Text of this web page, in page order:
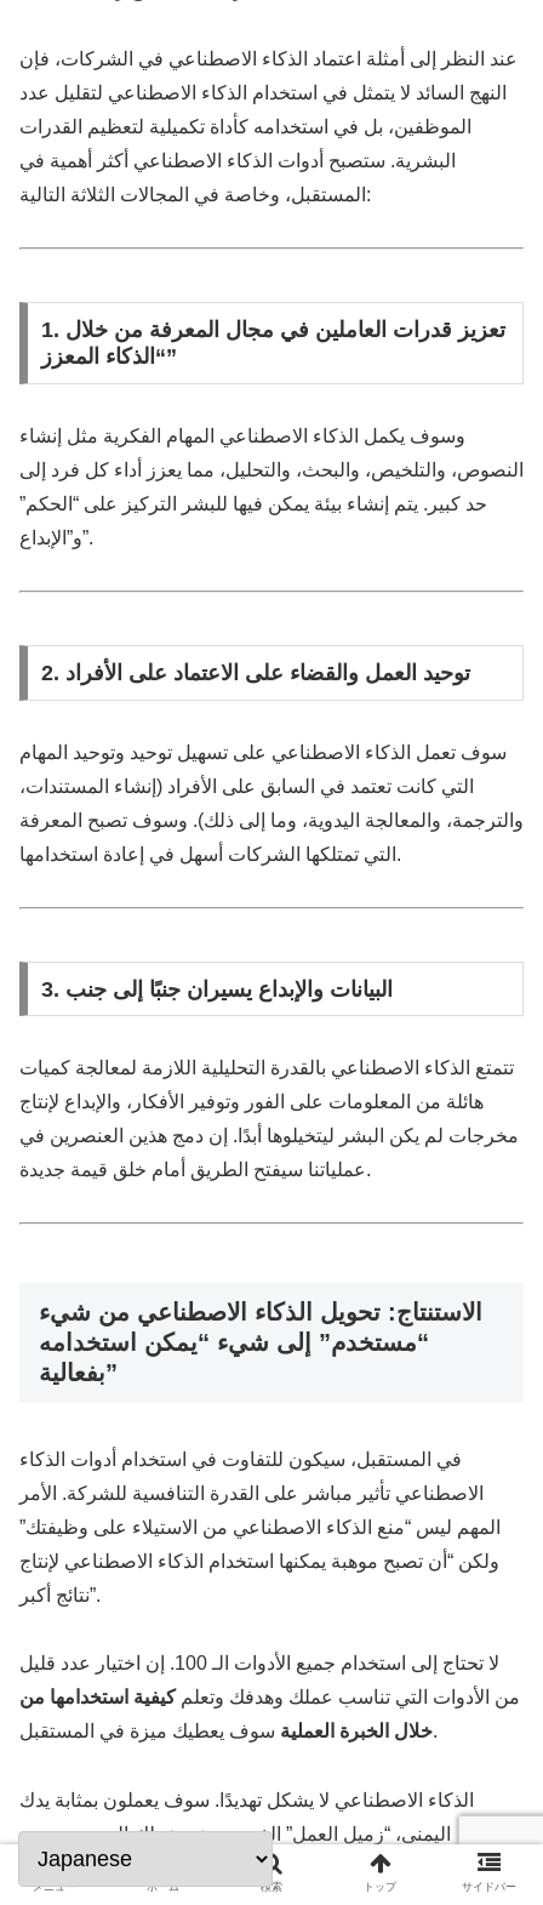
عند النظر إلى أمثلة اعتماد الذكاء الاصطناعي في الشركات، فإن
النهج السائد لا يتمثل في استخدام الذكاء الاصطناعي لتقليل عدد
الموظفين، بل في استخدامه كأداة تكميلية لتعظيم القدرات
البشرية. ستصبح أدوات الذكاء الاصطناعي أكثر أهمية في
المستقبل، وخاصة في المجالات الثلاثة التالية:
1. تعزيز قدرات العاملين في مجال المعرفة من خلال
“الذكاء المعزز”
وسوف يكمل الذكاء الاصطناعي المهام الفكرية مثل إنشاء
النصوص، والتلخيص، والبحث، والتحليل، مما يعزز أداء كل فرد إلى
حد كبير. يتم إنشاء بيئة يمكن فيها للبشر التركيز على “الحكم”
و”الإبداع”.
2. توحيد العمل والقضاء على الاعتماد على الأفراد
سوف تعمل الذكاء الاصطناعي على تسهيل توحيد وتوحيد المهام
التي كانت تعتمد في السابق على الأفراد (إنشاء المستندات،
والترجمة، والمعالجة اليدوية، وما إلى ذلك). وسوف تصبح المعرفة
التي تمتلكها الشركات أسهل في إعادة استخدامها.
3. البيانات والإبداع يسيران جنبًا إلى جنب
تتمتع الذكاء الاصطناعي بالقدرة التحليلية اللازمة لمعالجة كميات
هائلة من المعلومات على الفور وتوفير الأفكار، والإبداع لإنتاج
مخرجات لم يكن البشر ليتخيلوها أبدًا. إن دمج هذين العنصرين في
عملياتنا سيفتح الطريق أمام خلق قيمة جديدة.
الاستنتاج: تحويل الذكاء الاصطناعي من شيء
“مستخدم” إلى شيء “يمكن استخدامه
بفعالية”
في المستقبل، سيكون للتفاوت في استخدام أدوات الذكاء
الاصطناعي تأثير مباشر على القدرة التنافسية للشركة. الأمر
المهم ليس “منع الذكاء الاصطناعي من الاستيلاء على وظيفتك”
ولكن “أن تصبح موهبة يمكنها استخدام الذكاء الاصطناعي لإنتاج
نتائج أكبر”.
لا تحتاج إلى استخدام جميع الأدوات الـ 100. إن اختيار عدد قليل
من الأدوات التي تناسب عملك وهدفك وتعلمكيفية استخدامها من
خلال الخبرة العمليةسوف يعطيك ميزة في المستقبل.
الذكاء الاصطناعي لا يشكل تهديدًا. سوف يعملون بمثابة يدك
اليمنى، “زميل العمل” الذي سيدعم عملك اليومي ويوسع
إمكانياتك.
メニュー ホーム 検索 トップ サイドバー